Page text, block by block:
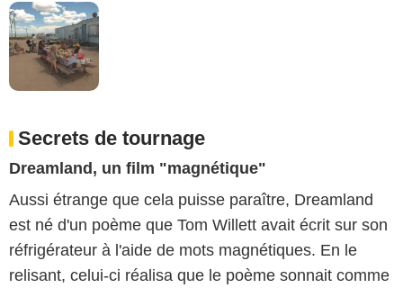
Secrets de tournage
Dreamland, un film "magnétique"
Aussi étrange que cela puisse paraître, Dreamland
est né d'un poème que Tom Willett avait écrit sur son
réfrigérateur à l'aide de mots magnétiques. En le
relisant, celui-ci réalisa que le poème sonnait comme